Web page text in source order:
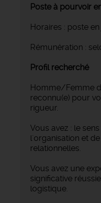
Poste à pourvoir
Horaires : poste
Rémunération :
Profil recherché
Homme/Femme
reconnu(e) pour
rigueur.
Vous avez : le
l'organisation et
relationnelles.
Vous avez une
significative
logistique.